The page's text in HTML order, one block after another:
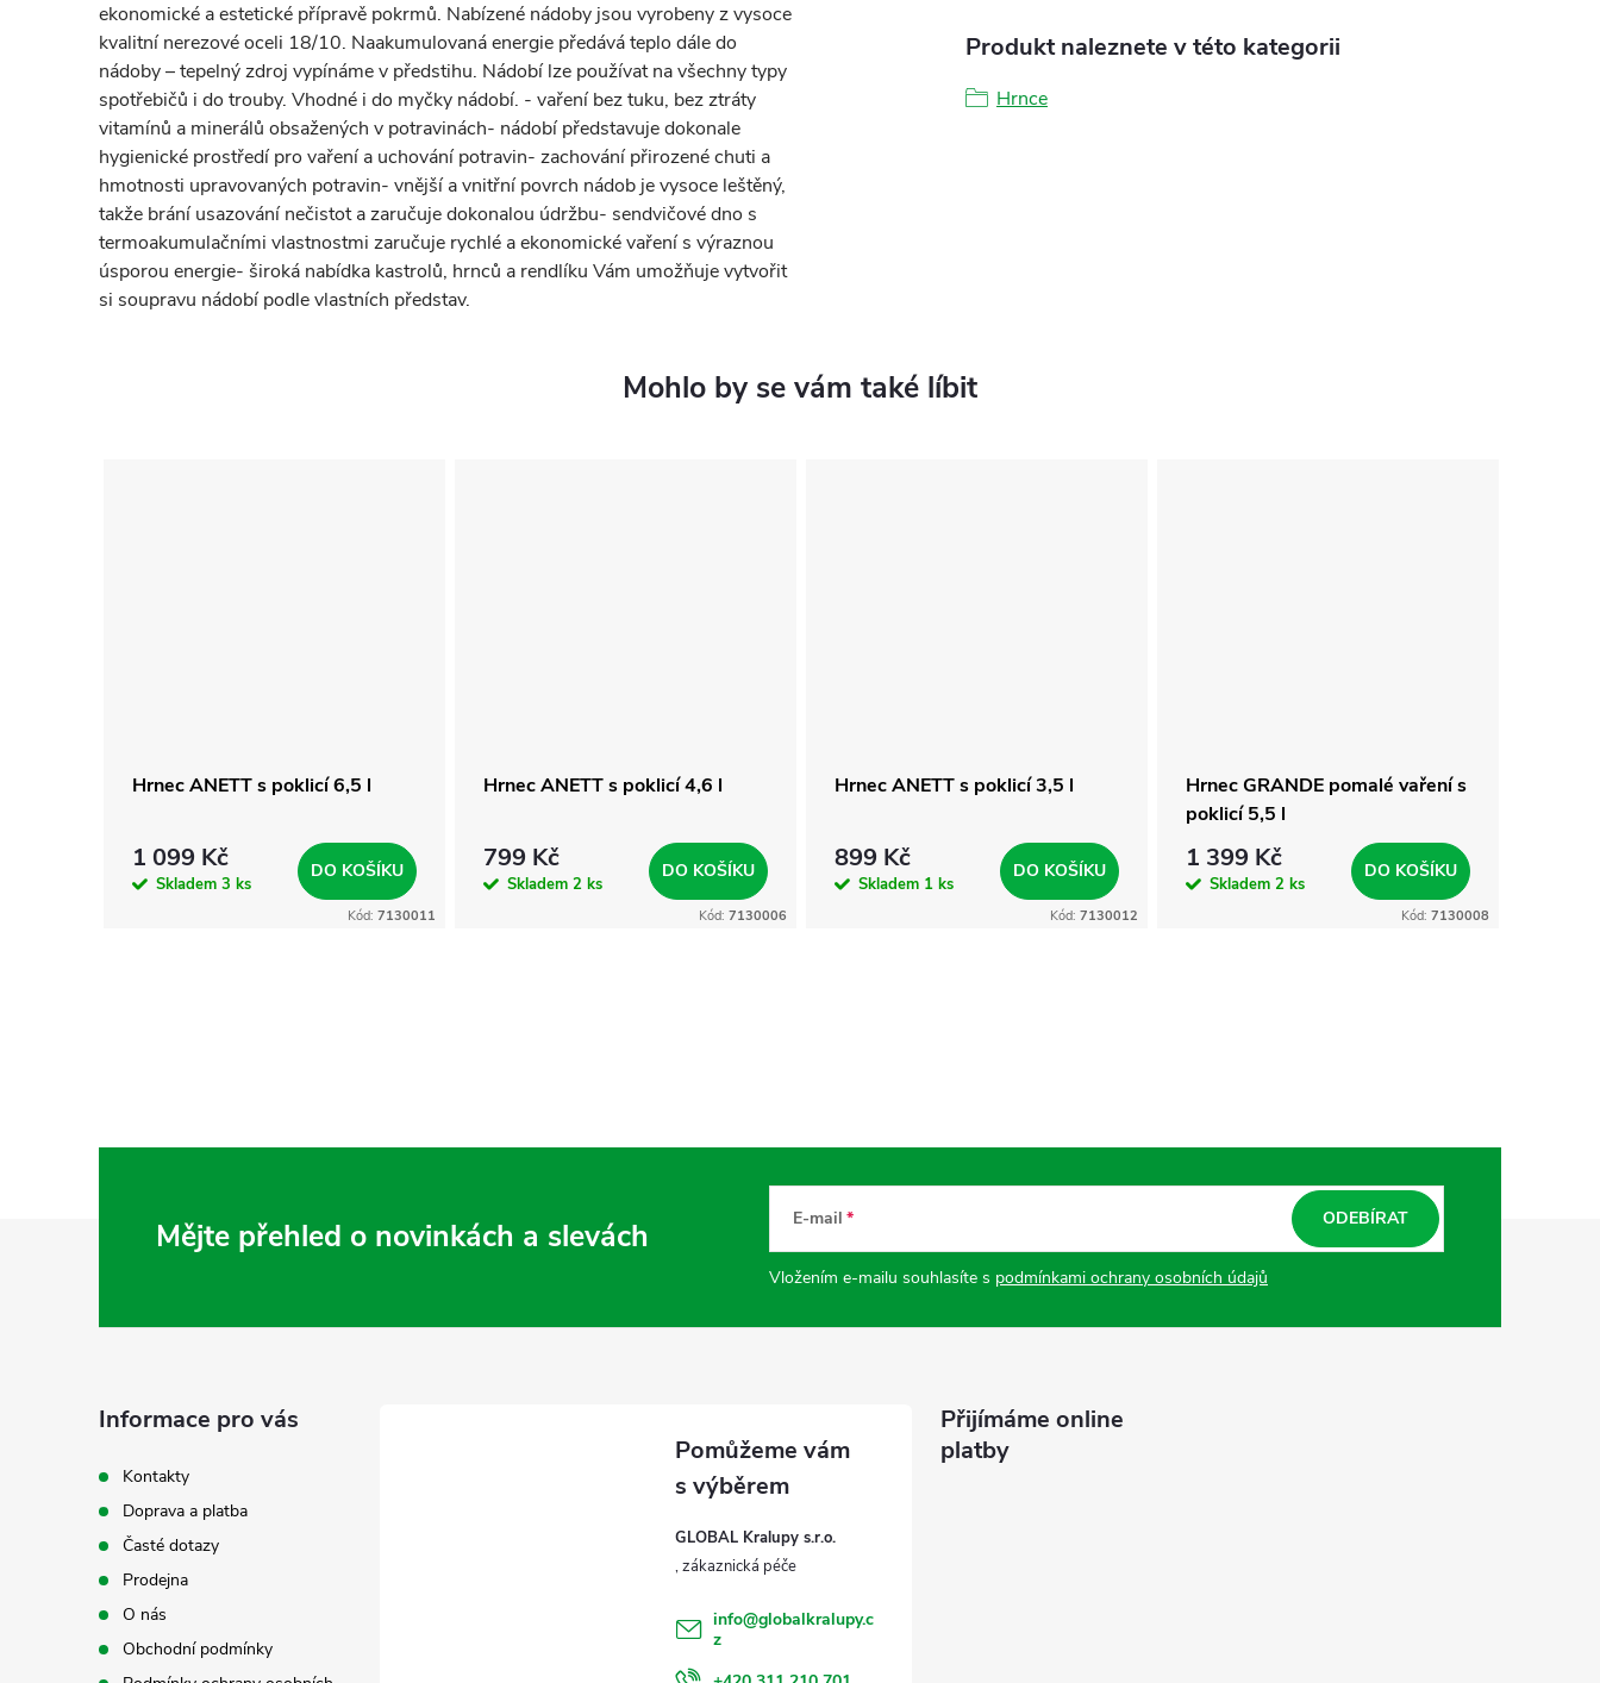
ekonomické a estetické přípravě pokrmů. Nabízené nádoby jsou vyrobeny z vysoce
kvalitní nerezové oceli 18/10. Naakumulovaná energie předává teplo dále do
nádoby – tepelný zdroj vypínáme v předstihu. Nádobí lze používat na všechny typy
spotřebičů i do trouby. Vhodné i do myčky nádobí. - vaření bez tuku, bez ztráty
vitamínů a minerálů obsažených v potravinách- nádobí představuje dokonale
hygienické prostředí pro vaření a uchování potravin- zachování přirozené chuti a
hmotnosti upravovaných potravin- vnější a vnitřní povrch nádob je vysoce leštěný,
takže brání usazování nečistot a zaručuje dokonalou údržbu- sendvičové dno s
termoakumulačními vlastnostmi zaručuje rychlé a ekonomické vaření s výraznou
úsporou energie- široká nabídka kastrolů, hrnců a rendlíku Vám umožňuje vytvořit
si soupravu nádobí podle vlastních představ.
Produkt naleznete v této kategorii
Hrnce
Hrnec ANETT s poklicí 6,5 l
1 099 Kč
Skladem 3 ks
DO KOŠÍKU
Kód: 7130011
Hrnec ANETT s poklicí 4,6 l
799 Kč
Skladem 2 ks
DO KOŠÍKU
Kód: 7130006
Hrnec ANETT s poklicí 3,5 l
899 Kč
Skladem 1 ks
DO KOŠÍKU
Kód: 7130012
Hrnec GRANDE pomalé vaření s
poklicí 5,5 l
1 399 Kč
Skladem 2 ks
DO KOŠÍKU
Kód: 7130008
Mějte přehled o novinkách a slevách E-mail
Vložením e-mailu souhlasíte s podmínkami ochrany osobních údajů
ODEBÍRAT
Informace pro vás
Kontakty
Doprava a platba
Časté dotazy
Prodejna
O nás
Obchodní podmínky
GLOBAL Kralupy s.r.o.
info@globalkralupy.c
z
Přijímáme online
platby